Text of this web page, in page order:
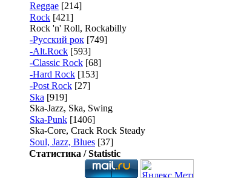
Reggae [214]
Rock [421]
Rock 'n' Roll, Rockabilly
-Русский рок [749]
-Alt.Rock [593]
-Classic Rock [68]
-Hard Rock [153]
-Post Rock [27]
Ska [919]
Ska-Jazz, Ska, Swing
Ska-Punk [1406]
Ska-Core, Crack Rock Steady
Soul, Jazz, Blues [37]
Статистика / Statistic